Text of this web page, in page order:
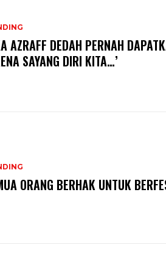
AZRAFF DEDAH PERNAH
SAYANG DIRI KITA…’
ORANG BERHAK UNTUK